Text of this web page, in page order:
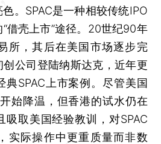
。SPAC是一种相较传统IPO
借壳上市”途径。20世纪90年
所，其后在美国市场逐步完
公司登陆纳斯达克，近年更
典SPAC上市案例。尽管美国
始降温，但香港的试水仍在
吸取美国经验教训，对SPAC
实际操作中更重质量而非数